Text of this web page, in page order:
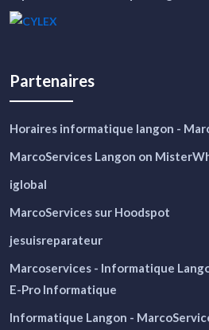
Partenaires
Horaires informatique langon -
MarcoServices Langon on
iglobal
MarcoServices sur Hoodspot
jesuisreparateur
Marcoservices - Informatique
E-Pro Informatique
Informatique Langon -